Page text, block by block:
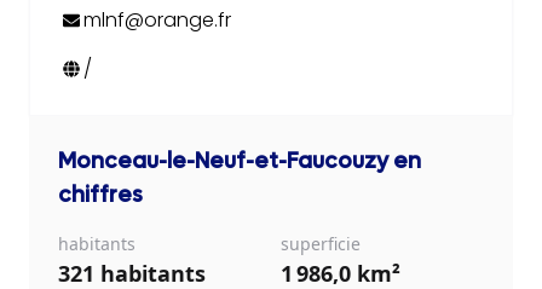
mlnf@orange.fr
/
Monceau-le-Neuf-et-Faucouzyen
chiffres
habitants
321 habitants
superficie
1 986,0 km²